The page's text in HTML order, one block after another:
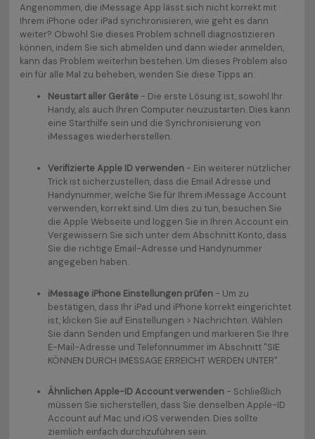
Angenommen, die iMessage App lässt sich nicht korrekt mit
Ihrem iPhone oder iPad synchronisieren, wie geht es dann
weiter? Obwohl Sie dieses Problem schnell diagnostizieren
können, indem Sie sich abmelden und dann wieder anmelden,
kann das Problem weiterhin bestehen. Um dieses Problem also
ein für alle Mal zu beheben, wenden Sie diese Tipps an:
Neustart aller Geräte- Die erste Lösung ist, sowohl Ihr
Handy, als auch Ihren Computer neuzustarten. Dies kann
eine Starthilfe sein und die Synchronisierung von
iMessages wiederherstellen.
Verifizierte Apple ID verwenden- Ein weiterer nützlicher
Trick ist sicherzustellen, dass die Email Adresse und
Handynummer, welche Sie für Ihrem iMessage Account
verwenden, korrekt sind. Um dies zu tun, besuchen Sie
die Apple Webseite und loggen Sie in Ihren Account ein.
Vergewissern Sie sich unter dem Abschnitt Konto, dass
Sie die richtige Email-Adresse und Handynummer
angegeben haben.
iMessage iPhone Einstellungen prüfen- Um zu
bestätigen, dass Ihr iPad und iPhone korrekt eingerichtet
ist, klicken Sie auf Einstellungen > Nachrichten. Wählen
Sie dann Senden und Empfangen und markieren Sie Ihre
E-Mail-Adresse und Telefonnummer im Abschnitt "SIE
KÖNNEN DURCH IMESSAGE ERREICHT WERDEN UNTER".
Ähnlichen Apple-ID Account verwenden- Schließlich
müssen Sie sicherstellen, dass Sie denselben Apple-ID
Account auf Mac und iOS verwenden. Dies sollte
ziemlich einfach durchzuführen sein.